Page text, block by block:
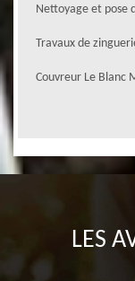
Nettoyage et pose
Travaux de
Couvreur Le Blanc
LES